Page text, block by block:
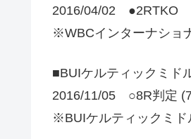
2016/04/02 ●2RTKO
※WBCインターナショ
■BUIケルティックミド
2016/11/05 ○8R判定
※BUIケルティックミド